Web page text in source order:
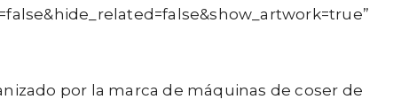
por la marca de máquinas de coser de